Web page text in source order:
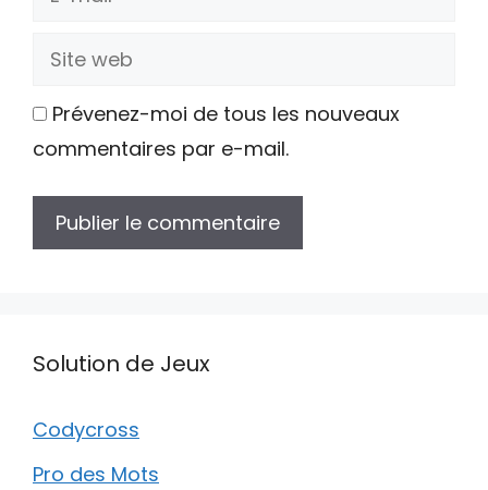
Site
Prévenez-moi de tous les nouveaux
commentaires par e-mail.
Solution de Jeux
Codycross
Pro des Mots